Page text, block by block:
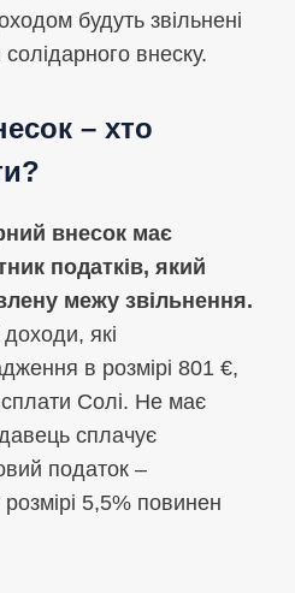
будуть звільнені
солідарного внеску.
– хто
внесок має
податків, який
межу звільнення.
доходи, які
в розмірі 801 €,
сплати Солі. Не має
сплачує
податок –
5,5% повинен